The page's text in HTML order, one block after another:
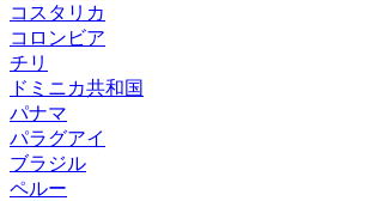
コスタリカ
コロンビア
チリ
ドミニカ共和国
パナマ
パラグアイ
ブラジル
ペルー